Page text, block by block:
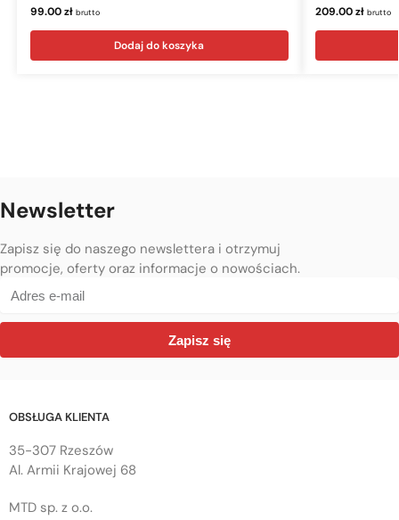
99.00zł brutto
Dodaj do koszyka
209.00zł brutto
Newsletter
Zapisz się do naszego newslettera i otrzymuj
promocje, oferty oraz informacje o nowościach.
Zapisz się
OBSŁUGA KLIENTA
35-307 Rzeszów
Al. Armii Krajowej 68
MTD sp. z o.o.